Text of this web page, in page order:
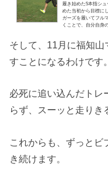
履き始めた5本指シ
めた当初から目標に
ガーズを履いてフル
くことで、自分自身
ューズ ビブラムフ
そして、11月に福知
すことになるわけです。
必死に追い込んだトレ
らず、スーッと走りき
これからも、ずっと
き続けます。